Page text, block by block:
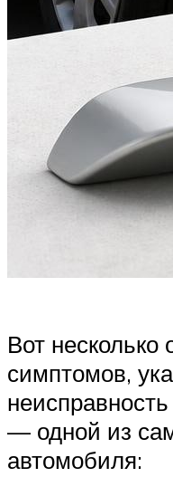
Вот несколько
симптомов,
— одной из
автомобиля: